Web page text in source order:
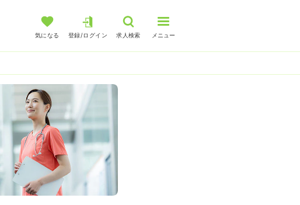
気になる 登録/ログイン 求人検索 メニュー